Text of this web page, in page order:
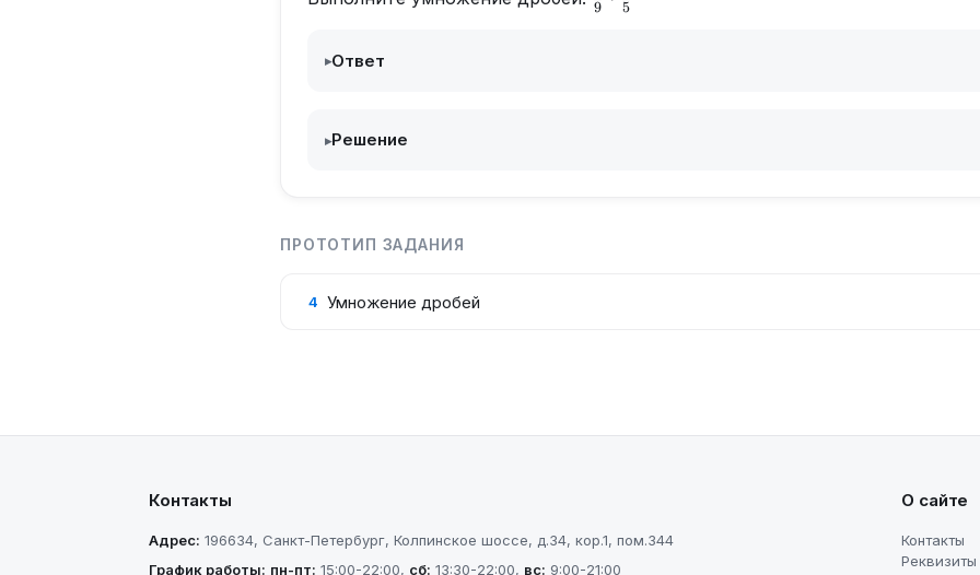
9 5
▸Ответ
▸Решение
ПРОТОТИП ЗАДАНИЯ
4 Умножение дробей
Контакты
Адрес: 196634, Санкт-Петербург, Колпинское шоссе, д.34, кор.1, пом.344
График работы: пн-пт: 15:00-22:00, сб: 13:30-22:00, вс: 9:00-21:00
О сайте
Контакты
Реквизиты